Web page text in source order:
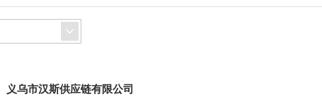
义乌市汉斯供应链有限公司